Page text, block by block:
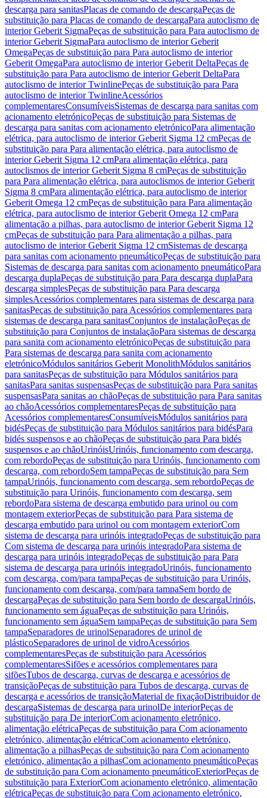
descarga para sanitasPlacas de comando de descargaPeças de
substituição para Placas de comando de descargaPara autoclismo de
interior Geberit SigmaPeças de substituição para Para autoclismo de
interior Geberit SigmaPara autoclismo de interior Geberit
OmegaPeças de substituição para Para autoclismo de interior
Geberit OmegaPara autoclismo de interior Geberit DeltaPeças de
substituição para Para autoclismo de interior Geberit DeltaPara
autoclismo de interior TwinlinePeças de substituição para Para
autoclismo de interior TwinlineAcessórios
complementaresConsumíveisSistemas de descarga para sanitas com
acionamento eletrónicoPeças de substituição para Sistemas de
descarga para sanitas com acionamento eletrónicoPara alimentação
elétrica, para autoclismo de interior Geberit Sigma 12 cmPeças de
substituição para Para alimentação elétrica, para autoclismo de
interior Geberit Sigma 12 cmPara alimentação elétrica, para
autoclismos de interior Geberit Sigma 8 cmPeças de substituição
para Para alimentação elétrica, para autoclismos de interior Geberit
Sigma 8 cmPara alimentação elétrica, para autoclismo de interior
Geberit Omega 12 cmPeças de substituição para Para alimentação
elétrica, para autoclismo de interior Geberit Omega 12 cmPara
alimentação a pilhas, para autoclismo de interior Geberit Sigma 12
cmPeças de substituição para Para alimentação a pilhas, para
autoclismo de interior Geberit Sigma 12 cmSistemas de descarga
para sanitas com acionamento pneumáticoPeças de substituição para
Sistemas de descarga para sanitas com acionamento pneumáticoPara
descarga duplaPeças de substituição para Para descarga duplaPara
descarga simplesPeças de substituição para Para descarga
simplesAcessórios complementares para sistemas de descarga para
sanitasPeças de substituição para Acessórios complementares para
sistemas de descarga para sanitasConjuntos de instalaçãoPeças de
substituição para Conjuntos de instalaçãoPara sistemas de descarga
para sanita com acionamento eletrónicoPeças de substituição para
Para sistemas de descarga para sanita com acionamento
eletrónicoMódulos sanitários Geberit MonolithMódulos sanitários
para sanitasPeças de substituição para Módulos sanitários para
sanitasPara sanitas suspensasPeças de substituição para Para sanitas
suspensasPara sanitas ao chãoPeças de substituição para Para sanitas
ao chãoAcessórios complementaresPeças de substituição para
Acessórios complementaresConsumíveisMódulos sanitários para
bidésPeças de substituição para Módulos sanitários para bidésPara
bidés suspensos e ao chãoPeças de substituição para Para bidés
suspensos e ao chãoUrinóisUrinóis, funcionamento com descarga,
com rebordoPeças de substituição para Urinóis, funcionamento com
descarga, com rebordoSem tampaPeças de substituição para Sem
tampaUrinóis, funcionamento com descarga, sem rebordoPeças de
substituição para Urinóis, funcionamento com descarga, sem
rebordoPara sistema de descarga embutido para urinol ou com
montagem exteriorPeças de substituição para Para sistema de
descarga embutido para urinol ou com montagem exteriorCom
sistema de descarga para urinóis integradoPeças de substituição para
Com sistema de descarga para urinóis integradoPara sistema de
descarga para urinóis integradoPeças de substituição para Para
sistema de descarga para urinóis integradoUrinóis, funcionamento
com descarga, com/para tampaPeças de substituição para Urinóis,
funcionamento com descarga, com/para tampaSem bordo de
descargaPeças de substituição para Sem bordo de descargaUrinóis,
funcionamento sem águaPeças de substituição para Urinóis,
funcionamento sem águaSem tampaPeças de substituição para Sem
tampaSeparadores de urinolSeparadores de urinol de
plásticoSeparadores de urinol de vidroAcessórios
complementaresPeças de substituição para Acessórios
complementaresSifões e acessórios complementares para
sifõesTubos de descarga, curvas de descarga e acessórios de
transiçãoPeças de substituição para Tubos de descarga, curvas de
descarga e acessórios de transiçãoMaterial de fixaçãoDistribuidor de
descargaSistemas de descarga para urinolDe interiorPeças de
substituição para De interiorCom acionamento eletrónico,
alimentação elétricaPeças de substituição para Com acionamento
eletrónico, alimentação elétricaCom acionamento eletrónico,
alimentação a pilhasPeças de substituição para Com acionamento
eletrónico, alimentação a pilhasCom acionamento pneumáticoPeças
de substituição para Com acionamento pneumáticoExteriorPeças de
substituição para ExteriorCom acionamento eletrónico, alimentação
elétricaPeças de substituição para Com acionamento eletrónico,